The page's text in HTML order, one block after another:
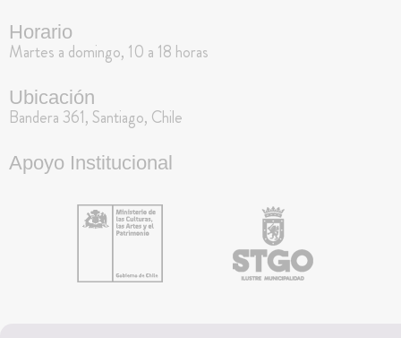
Horario
Martes a domingo, 10 a 18 horas
Ubicación
Bandera 361, Santiago, Chile
Apoyo Institucional